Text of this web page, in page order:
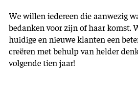
We willen iedereen die aanwezig
bedanken voor zijn of haar komst.
huidige en nieuwe klanten een
creëren met behulp van helder
volgende tien jaar!